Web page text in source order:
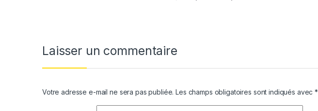
Laisser un commentaire
Votre adresse e-mail ne sera pas publiée. Les champs obligatoires sont indiqués avec*